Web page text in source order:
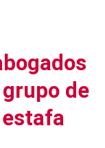
de